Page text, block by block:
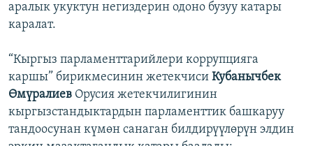
аралык укуктун негиздерин одоно бузуу катары
каралат.
“Кыргыз парламенттарийлери коррупцияга
каршы” бирикмесинин жетекчиси Кубанычбек
Өмүралиев Орусия жетекчилигинин
кыргызстандыктардын парламенттик башкаруу
тандоосунан күмөн санаган билдирүүлөрүн элдин